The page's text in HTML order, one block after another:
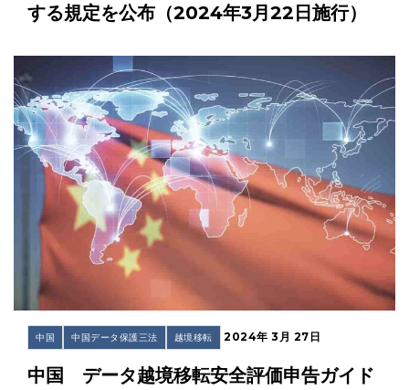
する規定を公布（2024年3月22日施行）
中国 中国データ保護三法 越境移転 2024年 3月 27日
中国 データ越境移転安全評価申告ガイド